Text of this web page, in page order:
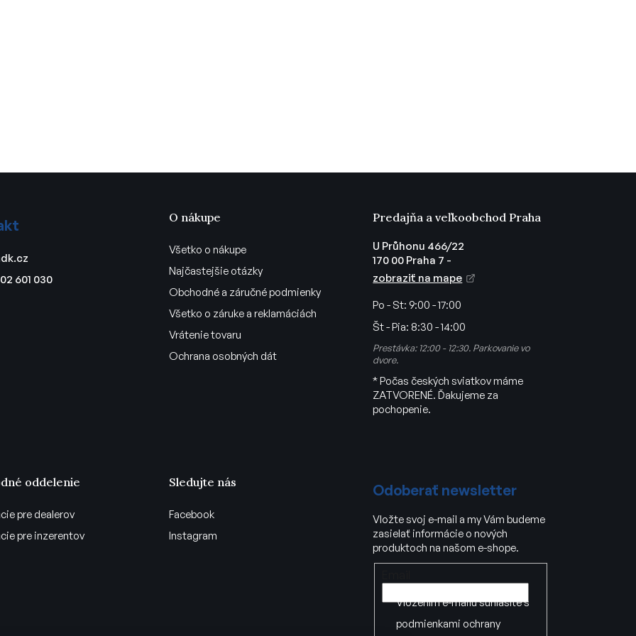
601 030
O nákupe
Všetko o nákupe
Najčastejšie otázky
Obchodné a záručné podmienky
Všetko o záruke a reklamáciách
Vrátenie tovaru
Ochrana osobných dát
Predajňa a veľkoobchod Praha
U Průhonu 466/22
170 00 Praha 7 -
zobraziť na mape
Po - St: 9:00 - 17:00
Št - Pia: 8:30 - 14:00
Prestávka: 12:00 - 12:30. Parkovanie vo
dvore.
* Počas českých sviatkov máme
ZATVORENÉ. Ďakujeme za
pochopenie.
oddelenie
pre dealerov
pre inzerentov
Sledujte nás
Facebook
Instagram
Odoberať newsletter
Vložte svoj e-mail a my Vám budeme
zasielať informácie o nových
produktoch na našom e-shope.
Vložením e-mailu súhlasíte s
podmienkami ochrany